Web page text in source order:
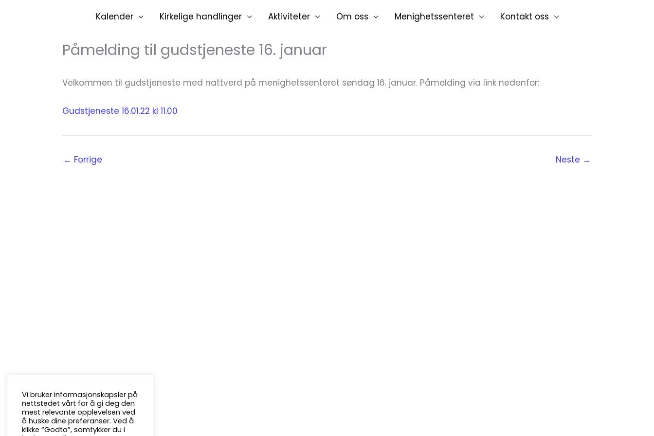
Kalender Kirkelige handlinger Aktiviteter Om oss Menighetssenteret Kontakt oss
Påmelding til gudstjeneste 16. januar
Velkommen til gudstjeneste med nattverd på menighetssenteret søndag 16. januar. Påmelding via link nedenfor:
Gudstjeneste 16.01.22 kl 11.00
← Forrige Neste →
Vi bruker informasjonskapsler på
nettstedet vårt for å gi deg den
mest relevante opplevelsen ved
å huske dine preferanser. Ved å
klikke “Godta”, samtykker du i